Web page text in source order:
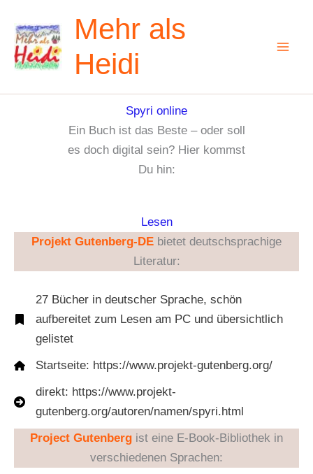
Inhalt
springen
Mehr als
Heidi
Spyri online
Ein Buch ist das Beste – oder soll
es doch digital sein? Hier kommst
Du hin:
Lesen
Projekt Gutenberg-DE bietet deutschsprachige
Literatur:
27 Bücher in deutscher Sprache, schön
aufbereitet zum Lesen am PC und übersichtlich
gelistet
Startseite: https://www.projekt-gutenberg.org/
direkt: https://www.projekt-
gutenberg.org/autoren/namen/spyri.html
Project Gutenberg ist eine E-Book-Bibliothek in
verschiedenen Sprachen: